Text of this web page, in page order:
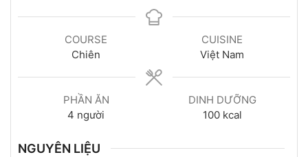
COURSE
Chiên
CUISINE
Việt Nam
PHẦN ĂN
4 người
DINH DƯỠNG
100 kcal
NGUYÊN LIỆU